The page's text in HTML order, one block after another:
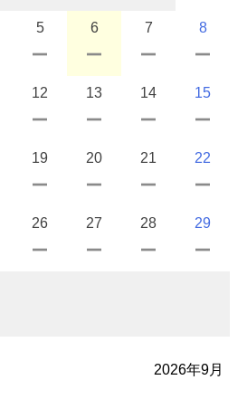
5 6 7 8
12 13 14 15
19 20 21 22
26 27 28 29
2026年9月